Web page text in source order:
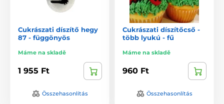
Cukrászati díszítő hegy
87 - függönyös
Máme na skladě
1 955 Ft
Összehasonlítás
Cukrászati díszítőcső -
több lyukú - fű
Máme na skladě
960 Ft
Összehasonlítás